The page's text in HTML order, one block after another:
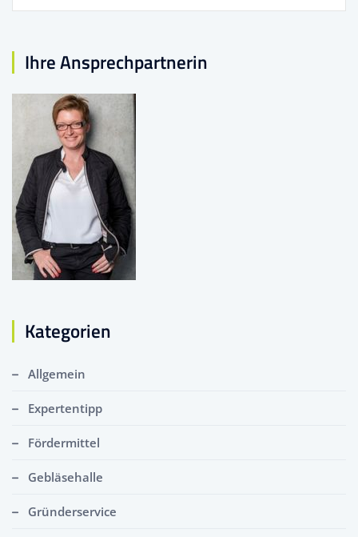
Ihre Ansprechpartnerin
Kategorien
Allgemein
Expertentipp
Fördermittel
Gebläsehalle
Gründerservice